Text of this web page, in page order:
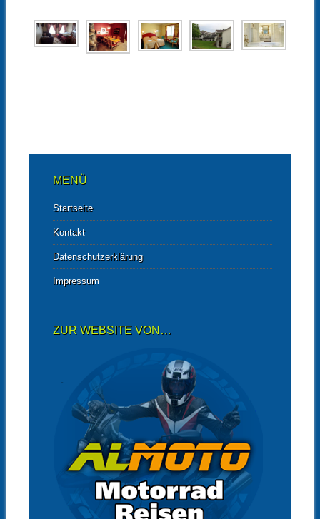
MENÜ
Startseite
Kontakt
Datenschutzerklärung
Impressum
ZUR WEBSITE VON…